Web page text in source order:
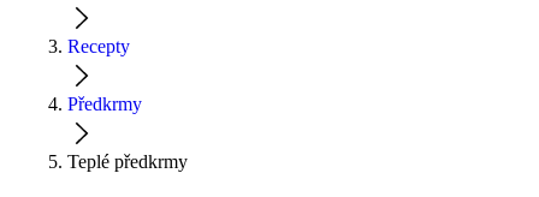
Recepty
Předkrmy
Teplé předkrmy